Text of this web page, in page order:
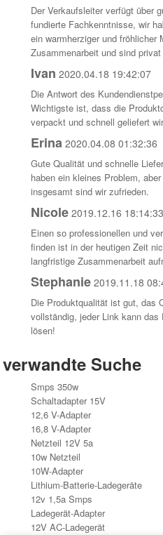
Der Verkaufsleiter verfügt über
fundierte Fachkenntnisse, wir
ein warmherziger und fröhlicher
Zusammenarbeit und sind
Ivan 2020.04.18 19:42:07
Die Antwort des
Wichtigste ist, dass die
verpackt und schnell geliefert
Erina 2020.04.08 01:32:36
Gute Qualität und schnelle
haben ein kleines Problem,
insgesamt sind wir zufrieden.
Nicole 2019.12.16 18:14:33
Einen so professionellen und
finden ist in der heutigen Zeit
langfristige Zusammenarbeit
Stephanie 2019.11.18
Die Produktqualität ist gut, das
vollständig, jeder Link kann
lösen!
verwandte Suche
Smps 350w
Schaltadapter 15V
12,6 V-Adapter
16,8 V-Adapter
Netzteil 12V 5a
10w Netzteil
10W-Adapter
Lithium-Batterie-Ladegeräte
12v 1,5a Smps
Ladegerät-Adapter
12V AC-Ladegerät